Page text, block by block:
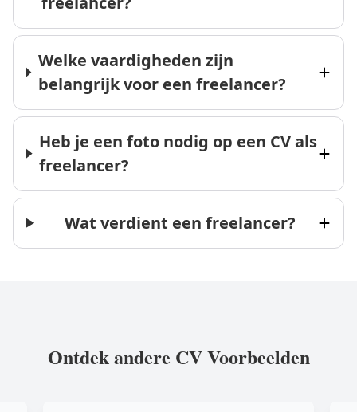
Welke vaardigheden zijn
belangrijk voor een freelancer?
Heb je een foto nodig op een CV als
freelancer?
Wat verdient een freelancer?
Ontdek andere CV Voorbeelden